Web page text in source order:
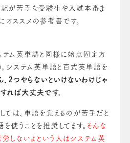
記が苦手な受験生や入試本番ま
ススメの参考書です。
テム英単語と同様に始点固定方
。システム英単語と百式英単語を
、2つやらないといけないわけじゃ
れば大丈夫です。
ては、単語を覚える の が苦手だと
使うこと を 推奨してます。 そんな
労しないよという人はシステム英